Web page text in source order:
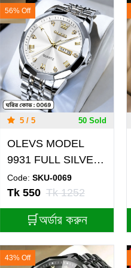
56% Off
5 / 5 50 Sold
OLEVS MODEL
9931 FULL SILVER
COOLER WATCH-
MAN WATCH -
LOCK PUSH
Code: SKU-0069
Tk 550 Tk 1252
🛒অর্ডার করুন
43% Off